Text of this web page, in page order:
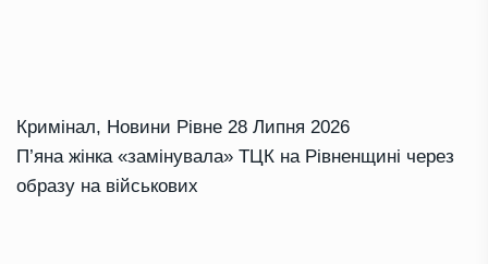
Кримінал, Новини Рівне 28 Липня 2026
П’яна жінка «замінувала» ТЦК на Рівненщині через
образу на військових